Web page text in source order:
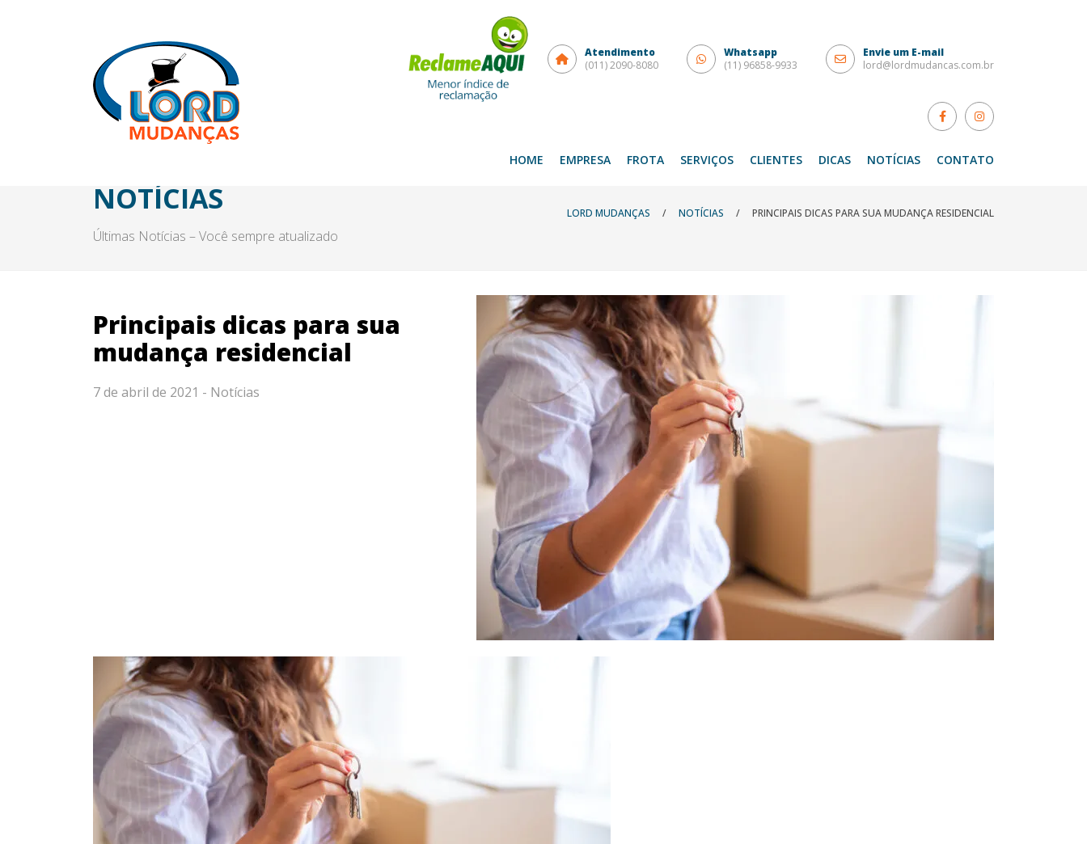
Atendimento
(011) 2090-8080
Whatsapp
(11) 96858-9933
Envie um E-mail
lord@lordmudancas.com.br
HOME EMPRESA FROTA SERVIÇOS CLIENTES DICAS NOTÍCIAS CONTATO
NOTÍCIAS
Últimas Notícias – Você sempre atualizado
LORD MUDANÇAS / NOTÍCIAS / PRINCIPAIS DICAS PARA SUA MUDANÇA RESIDENCIAL
Principais dicas para sua
mudança residencial
7 de abril de 2021 - Notícias